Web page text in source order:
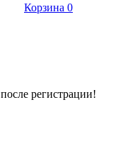
Корзина 0
регистрации!